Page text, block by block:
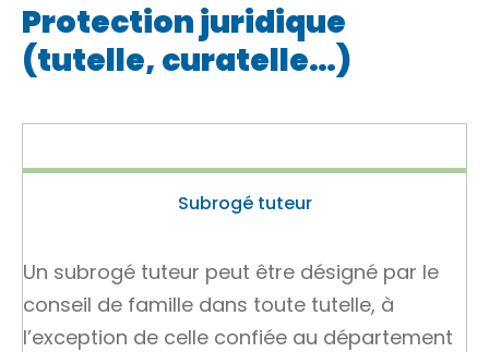
Protection juridique
(tutelle, curatelle…)
Subrogé tuteur
Un subrogé tuteur peut être désigné par le
conseil de famille dans toute tutelle, à
l’exception de celle confiée au département